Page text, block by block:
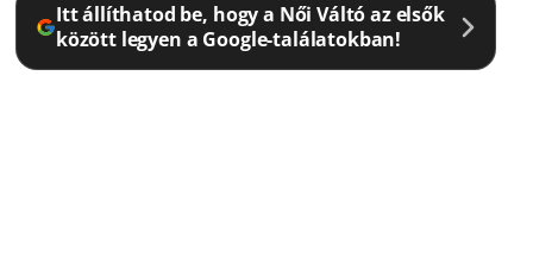
Itt állíthatod be, hogy a Női Váltó az elsők
között legyen a Google-találatokban!